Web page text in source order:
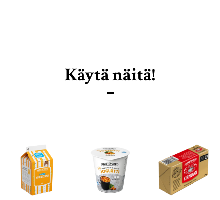
Käytä näitä!